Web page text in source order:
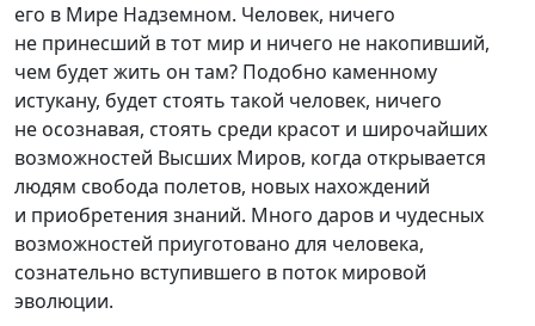
его в Мире Надземном. Человек, ничего
не принесший в тот мир и ничего не накопивший,
чем будет жить он там? Подобно каменному
истукану, будет стоять такой человек, ничего
не осознавая, стоять среди красот и широчайших
возможностей Высших Миров, когда открывается
людям свобода полетов, новых нахождений
и приобретения знаний. Много даров и чудесных
возможностей приуготовано для человека,
сознательно вступившего в поток мировой
эволюции.